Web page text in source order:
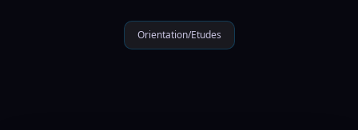
Orientation/Etudes